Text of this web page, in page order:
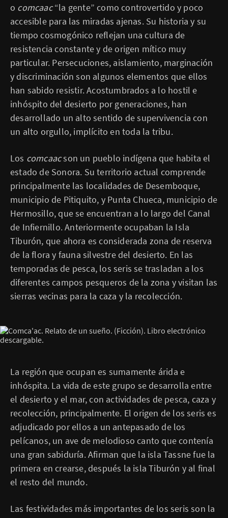
o comcaac“la gente” como controvertido y poco
accesible para las miradas ajenas. Su historia y su
tiempo cosmogónico reflejan una cultura de
resistencia constante y de origen mítico muy
particular. Persecuciones, aislamiento, marginación
y discriminación son algunos elementos que ellos
han sabido resistir. Acostumbrados a lo hostil e
inhóspito del desierto por generaciones, han
desarrollado un alto sentido de supervivencia con
un alto orgullo, implícito en toda la tribu.
Los comcaacson un pueblo indígena que habita el
estado de Sonora. Su territorio actual comprende
principalmente las localidades de Desemboque,
municipio de Pitiquito, y Punta Chueca, municipio de
Hermosillo, que se encuentran a lo largo del Canal
de Infiernillo. Anteriormente ocupaban la Isla
Tiburón, que ahora es considerada zona de reserva
de la flora y fauna silvestre del desierto. En las
temporadas de pesca, los seris se trasladan a los
diferentes campos pesqueros de la zona y visitan las
sierras vecinas para la caza y la recolección.
La región que ocupan es sumamente árida e
inhóspita. La vida de este grupo se desarrolla entre
el desierto y el mar, con actividades de pesca, caza y
recolección, principalmente. El origen de los seris es
adjudicado por ellos a un antepasado de los
pelícanos, un ave de melodioso canto que contenía
una gran sabiduría. Afirman que la isla Tassne fue la
primera en crearse, después la isla Tiburón y al final
el resto del mundo.
Las festividades más importantes de los seris son la